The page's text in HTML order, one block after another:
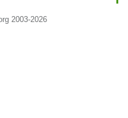
2003-2026